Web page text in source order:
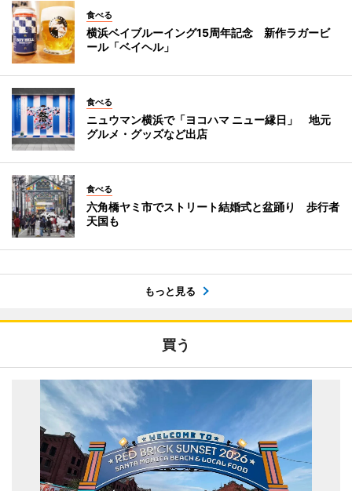
食べる
横浜ベイブルーイング15周年記念 新作ラガービ
ール「ベイヘル」
食べる
ニュウマン横浜で「ヨコハマ ニュー縁日」 地元
グルメ・グッズなど出店
食べる
六角橋ヤミ市でストリート結婚式と盆踊り 歩行者
天国も
もっと見る
買う